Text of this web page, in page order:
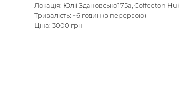
Локація: Юлії Здановської 75а, Coffeeton
Тривалість: ~6 годин (з перервою)
Ціна: 3000 грн